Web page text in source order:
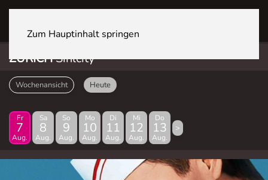
Zum Hauptinhalt springen
ZÜRICHSihlcity
Wochenansicht Heute
Fr
7
Aug.
Sa
8
Aug.
So
9
Aug.
Mo
10
Aug.
Di
11
Aug.
Mi
12
Aug.
Do
13
Aug.
>